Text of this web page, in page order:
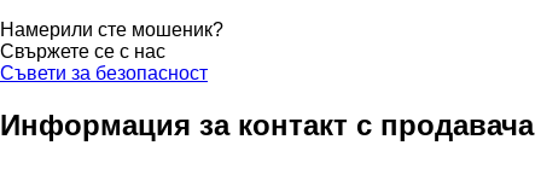
Намерили сте мошеник?
Свържете се с нас
Съвети за безопасност
Информация за контакт с продавача